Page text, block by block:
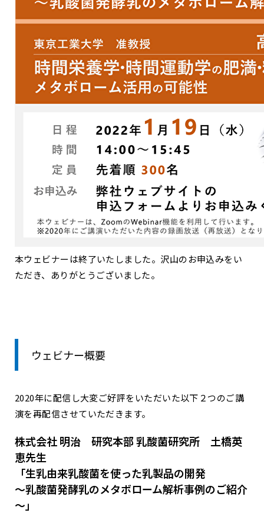
本ウェビナーは終了いたしました。沢山のお申込みをい
ただき、ありがとうございました。
ウェビナー概要
2020年に配信し大変ご好評をいただいた以下２つのご講
演を再配信させていただきます。
株式会社 明治 研究本部 乳酸菌研究所 土橋英
恵先生
「生乳由来乳酸菌を使った乳製品の開発
～乳酸菌発酵乳のメタボローム解析事例のご紹介
～」